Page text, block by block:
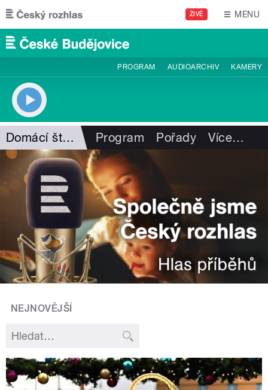
Přejít k hlavnímu obsahu
ŽIVĚ MENU
PROGRAM AUDIOARCHIV KAMERY
Domácí štěstí I. Hüttnerové Program Pořady Více…
NEJNOVĚJŠÍ